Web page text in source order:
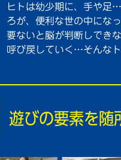
ヒトは幼少期に、手や足
ろが、便利な世の中にな
要ないと脳が判断しでき
呼び戻していく…そんなト
遊びの要素を随